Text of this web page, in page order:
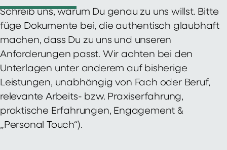
Schreib uns, warum Du genau zu uns willst. Bitte
füge Dokumente bei, die authentisch glaubhaft
machen, dass Du zu uns und unseren
Anforderungen passt. Wir achten bei den
Unterlagen unter anderem auf bisherige
Leistungen, unabhängig von Fach oder Beruf,
relevante Arbeits- bzw. Praxiserfahrung,
praktische Erfahrungen, Engagement &
„Personal Touch“).